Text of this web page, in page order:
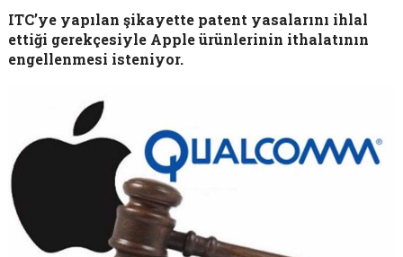
ITC’ye yapılan şikayette patent yasalarını ihlal
ettiği gerekçesiyle Apple ürünlerinin ithalatının
engellenmesi isteniyor.